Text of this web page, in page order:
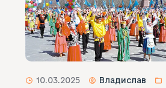
10.03.2025 Владислав